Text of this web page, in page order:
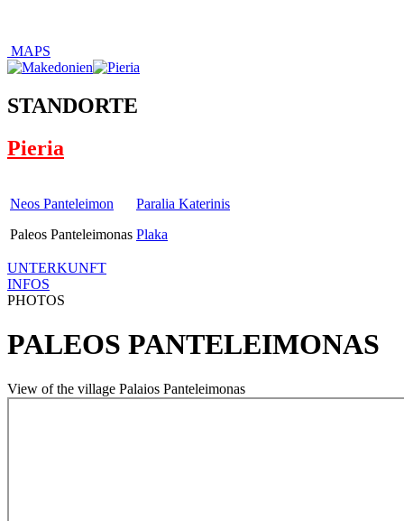
MAPS
STANDORTE
Pieria
Neos Panteleimon
Paleos Panteleimonas
Paralia Katerinis
Plaka
UNTERKUNFT
INFOS
PHOTOS
PALEOS PANTELEIMONAS
View of the village Palaios Panteleimonas